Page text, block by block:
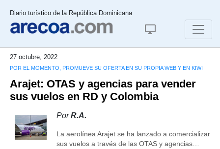
Diario turístico de la República Dominicana
27 octubre, 2022
POR EL MOMENTO, PROMUEVE SU OFERTA EN SU PROPIA WEB Y EN KIWI
Arajet: OTAS y agencias para vender
sus vuelos en RD y Colombia
PorR.A.
La aerolínea Arajet se ha lanzado a comercializar
sus vuelos a través de las OTAS y agencias…